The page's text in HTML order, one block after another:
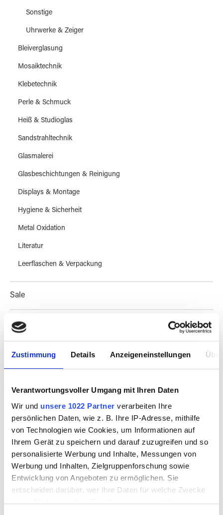
Zustimmung Details Anzeigeneinstellungen
Verantwortungsvoller Umgang mit Ihren Daten
Wir und unsere 1022 Partner verarbeiten Ihre
persönlichen Daten, wie z. B. Ihre IP-Adresse, mithilfe
von Technologien wie Cookies, um Informationen auf
Ihrem Gerät zu speichern und darauf zuzugreifen und so
personalisierte Werbung und Inhalte, Messungen von
Werbung und Inhalten, Zielgruppenforschung sowie
Entwicklung von Angeboten zu ermöglichen. Sie
entscheiden darüber, wer Ihre Daten für welche Zwecke
nutzt. Sie können Ihre Einwilligung jederzeit über die
Sonstige
Uhrwerke & Zeiger
Bleiverglasung
Mosaiktechnik
Klebetechnik
Perle & Schmuck
Heiß & Studioglas
Sandstrahltechnik
Glasmalerei
Glasbeschichtungen & Reinigung
Displays & Montage
Hygiene & Sicherheit
Metal Oxidation
Literatur
Leerflaschen & Verpackung
Sale
Workshops & Know How
Besuch vereinbaren